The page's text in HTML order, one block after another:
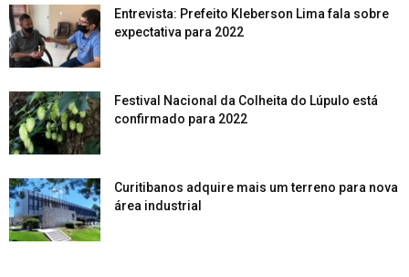
Entrevista: Prefeito Kleberson Lima fala sobre
expectativa para 2022
Festival Nacional da Colheita do Lúpulo está
confirmado para 2022
Curitibanos adquire mais um terreno para nova
área industrial